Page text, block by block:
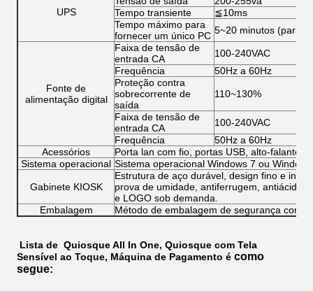
UPS
Tempo transiente
≦10ms
Tempo máximo para
fornecer um único PC 5~20 minutos (para
Fonte de
alimentação digital
Faixa de tensão de
entrada CA
100‐240VAC
Frequência
50Hz a 60Hz
Proteção contra
sobrecorrente de
saída
110~130%
Faixa de tensão de
entrada CA
100‐240VAC
Frequência
50Hz a 60Hz
Acessórios
Porta lan com fio, portas USB, alto-
Sistema operacional Sistema operacional Windows 7 ou
Gabinete KIOSK
Estrutura de aço durável, design fino e
prova de umidade, antiferrugem, antiácido,
e LOGO sob demanda.
Embalagem
Método de embalagem de segurança com
Lista de Quiosque All In One, Quiosque com Tela
Sensível ao Toque, Máquina de Pagamento é como
segue: